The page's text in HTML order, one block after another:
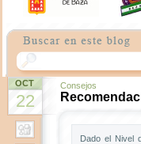
OCT
22
Consejos
Dado el Nivel